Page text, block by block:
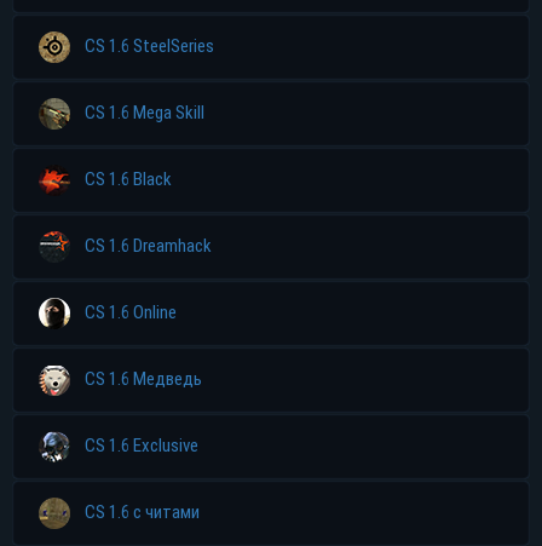
CS 1.6 SteelSeries
CS 1.6 Mega Skill
CS 1.6 Black
CS 1.6 Dreamhack
CS 1.6 Online
CS 1.6 Медведь
CS 1.6 Exclusive
CS 1.6 с читами